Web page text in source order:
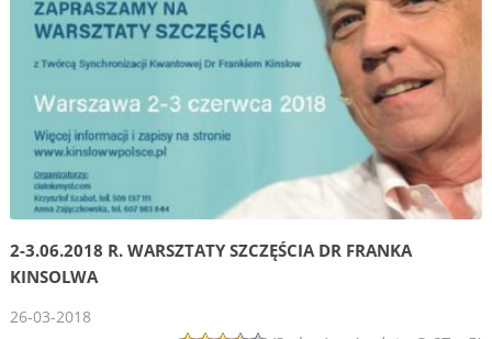
2-3.06.2018 R. WARSZTATY SZCZĘŚCIA DR FRANKA
KINSOLWA
26-03-2018